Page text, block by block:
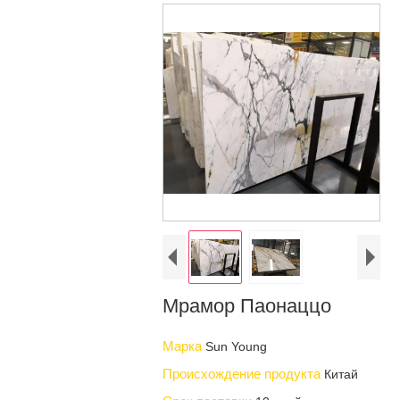
Мрамор Паонаццо
МаркаSun Young
Происхождение продуктаКитай